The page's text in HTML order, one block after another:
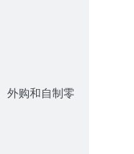
外购和自制零